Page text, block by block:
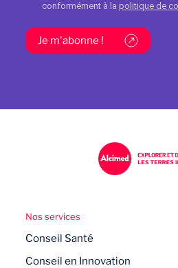
conformément à la politique de
Je m'abonne !
Nos services
Conseil Santé
Conseil en Innovation